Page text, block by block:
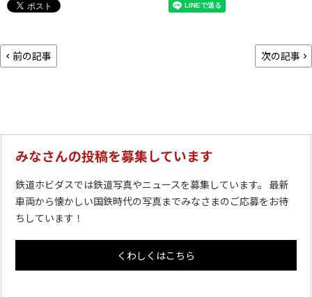
前の記事 次の記事
みなさんの投稿を募集しています
鉄道ホビダスでは鉄道写真やニュースを募集しています。 最新
車両から懐かしい国鉄時代の写真までみなさまのご応募をお待
ちしています！
くわしくはこちら